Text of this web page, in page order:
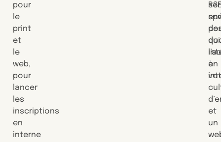
pour
le
print
et
le
web,
pour
lancer
les
inscriptions
en
interne
en
à
et
un